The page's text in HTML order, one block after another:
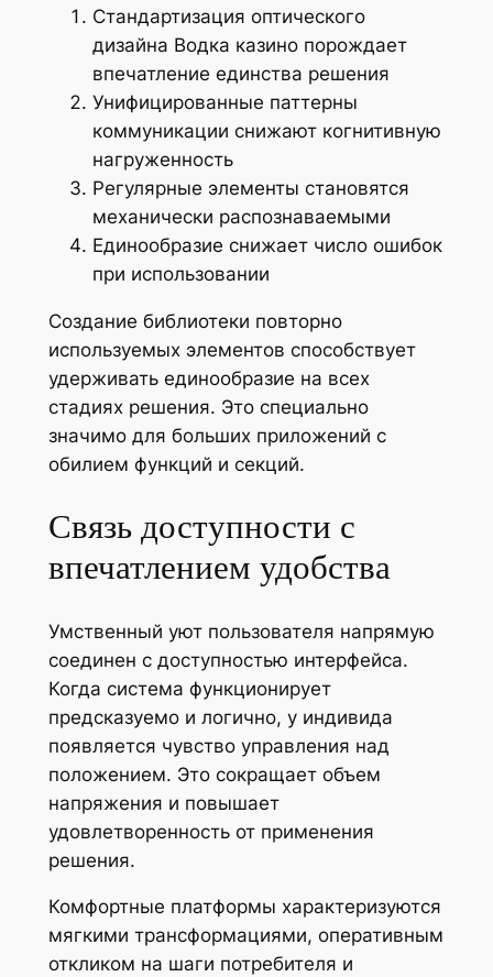
Стандартизация оптического
дизайна Водка казино порождает
впечатление единства решения
Унифицированные паттерны
коммуникации снижают когнитивную
нагруженность
Регулярные элементы становятся
механически распознаваемыми
Единообразие снижает число ошибок
при использовании
Создание библиотеки повторно
используемых элементов способствует
удерживать единообразие на всех
стадиях решения. Это специально
значимо для больших приложений с
обилием функций и секций.
Связь доступности с
впечатлением удобства
Умственный уют пользователя напрямую
соединен с доступностью интерфейса.
Когда система функционирует
предсказуемо и логично, у индивида
появляется чувство управления над
положением. Это сокращает объем
напряжения и повышает
удовлетворенность от применения
решения.
Комфортные платформы характеризуются
мягкими трансформациями, оперативным
откликом на шаги потребителя и